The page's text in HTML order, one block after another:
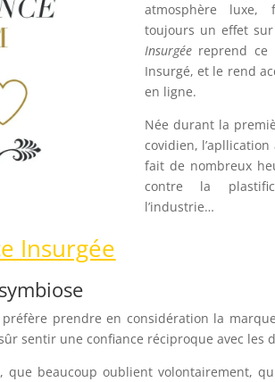
atmosphère luxe,
toujours un effet
Insurgéereprend ce
Insurgé, et le rend
en ligne.
Née durant la
covidien,
fait de nombreux
contre la
l’industrie…
Insurgée
préfère prendre en considération la
sentir une confiance réciproque avec les
que beaucoup oublient volontairement,